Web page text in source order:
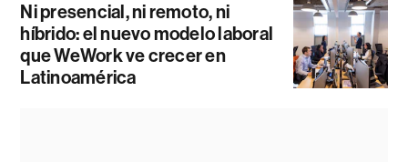
Ni presencial, ni remoto, ni
híbrido: el nuevo modelo laboral
que WeWork ve crecer en
Latinoamérica